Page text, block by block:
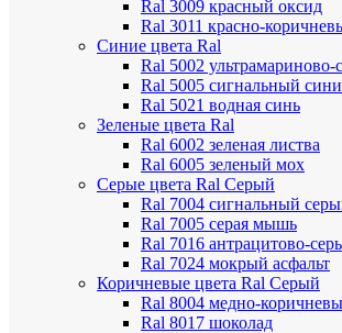
Ral 3009 красный оксид
Ral 3011 красно-
Синие цвета Ral
Ral 5002 ультрамариново-
Ral 5005 сигнальный
Ral 5021 водная синь
Зеленые цвета Ral
Ral 6002 зеленая листва
Ral 6005 зеленый мох
Серые цвета Ral Серый
Ral 7004 сигнальный
Ral 7005 серая мышь
Ral 7016 антрацитово-
Ral 7024 мокрый асфальт
Коричневые цвета Ral Серый
Ral 8004 медно-
Ral 8017 шоколад